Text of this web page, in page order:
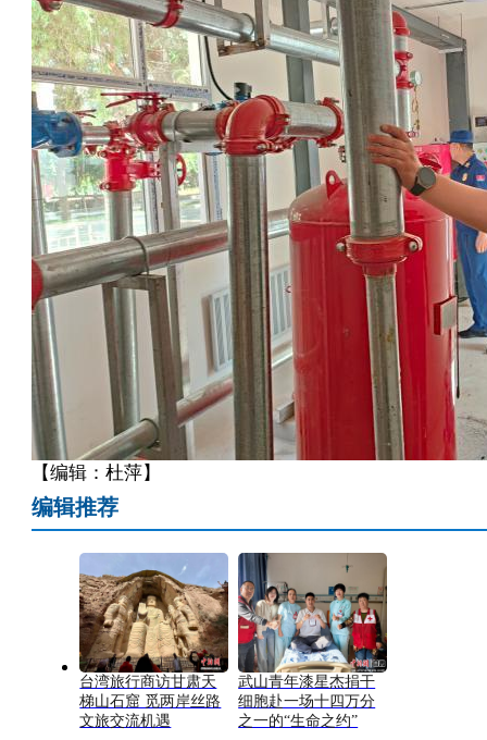
【编辑：杜萍】
编辑推荐
台湾旅行商访甘肃天
梯山石窟 觅两岸丝路
文旅交流机遇
武山青年漆星杰捐干
细胞赴一场十四万分
之一的“生命之约”